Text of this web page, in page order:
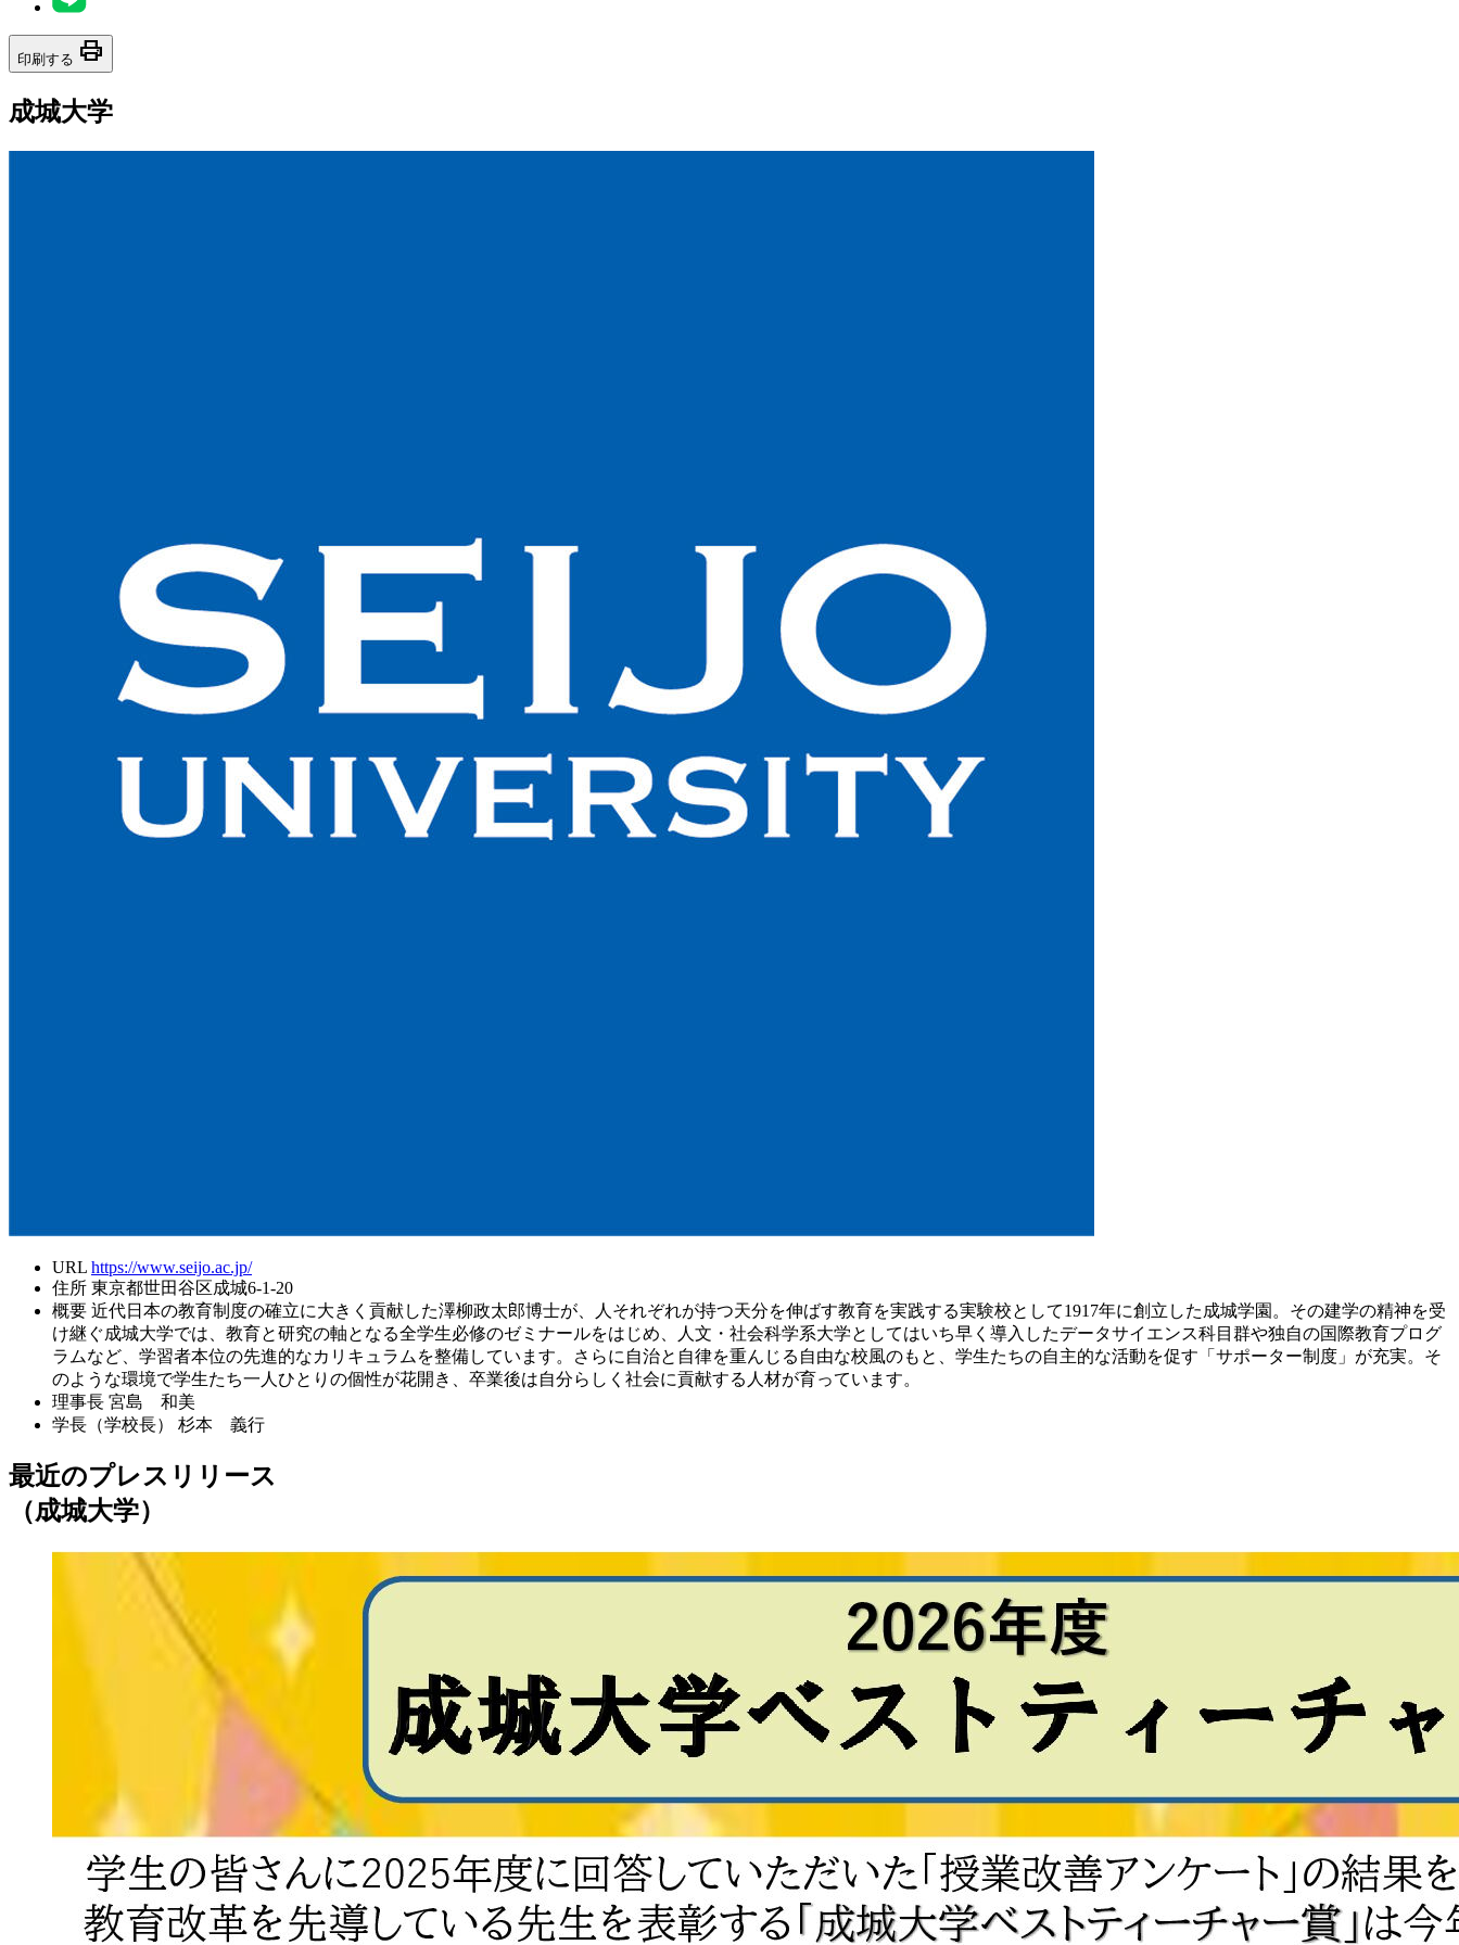
印刷する print
成城大学
URL https://www.seijo.ac.jp/
住所 東京都世田谷区成城6-1-20
概要 近代日本の教育制度の確立に大きく貢献した澤柳政太郎博士が、人それぞれが持つ天分を伸ばす教育を実践する実験校として1917年に創立した成城学園。その建学の精神を受
け継ぐ成城大学では、教育と研究の軸となる全学生必修のゼミナールをはじめ、人文・社会科学系大学としてはいち早く導入したデータサイエンス科目群や独自の国際教育プログ
ラムなど、学習者本位の先進的なカリキュラムを整備しています。さらに自治と自律を重んじる自由な校風のもと、学生たちの自主的な活動を促す「サポーター制度」が充実。そ
のような環境で学生たち一人ひとりの個性が花開き、卒業後は自分らしく社会に貢献する人材が育っています。
理事長 宮島 和美
学長（学校長）
杉本 義行
最近のプレスリリース
（成城大学）